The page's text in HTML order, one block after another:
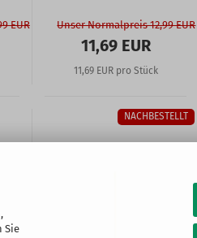
Sie
EUR Unser Normalpreis 12,99 EUR
11,69 EUR
11,69 EUR pro Stück
NACHBESTELLT